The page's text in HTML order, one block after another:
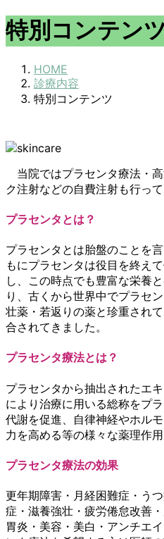
特別コンテンツ
HOME
診療内容
特別コンテンツ
当院ではプラセンタ療法・
ク注射などの自費注射も行って
プラセンタとは？
プラセンタとは胎盤のことを
もにプラセンタは役目を終え
し、この時点でも豊富な栄養
り、古くから世界中でプラセ
壮薬・若返りの薬と珍重され
合されてきました。
プラセンタ療法とは？
プラセンタから抽出されたエ
により治療に用いる総称をプ
代謝を促進、自律神経やホル
力を高める等の様々な薬理作用
プラセンタ療法の効果
更年期障害・月経困難症・う
症・滋養強壮・疲労倦怠改善
胃炎・美容・美白・アンチエ